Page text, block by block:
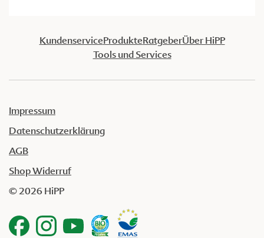
KundenserviceProdukteRatgeberÜber HiPP
Tools und Services
Impressum
Datenschutzerklärung
AGB
Shop Widerruf
© 2026 HiPP